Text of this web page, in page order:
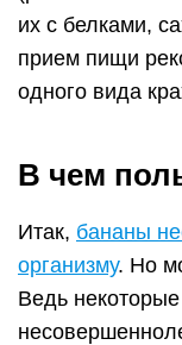
их с белками,
прием пищи
одного вида
В чем
Итак, бананы
организму. Но
Ведь